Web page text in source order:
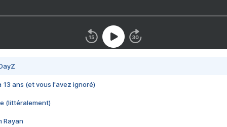
13 ans (et vous l'avez ignoré)
(littéralement)
Rayan